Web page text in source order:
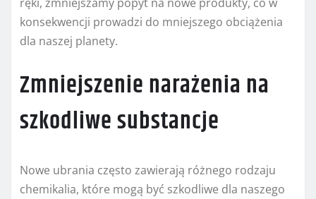
konsekwencji prowadzi do mniejszego obciążenia
dla naszej planety.
Zmniejszenie narażenia na
szkodliwe substancje
Nowe ubrania często zawierają różnego rodzaju
chemikalia, które mogą być szkodliwe dla naszego